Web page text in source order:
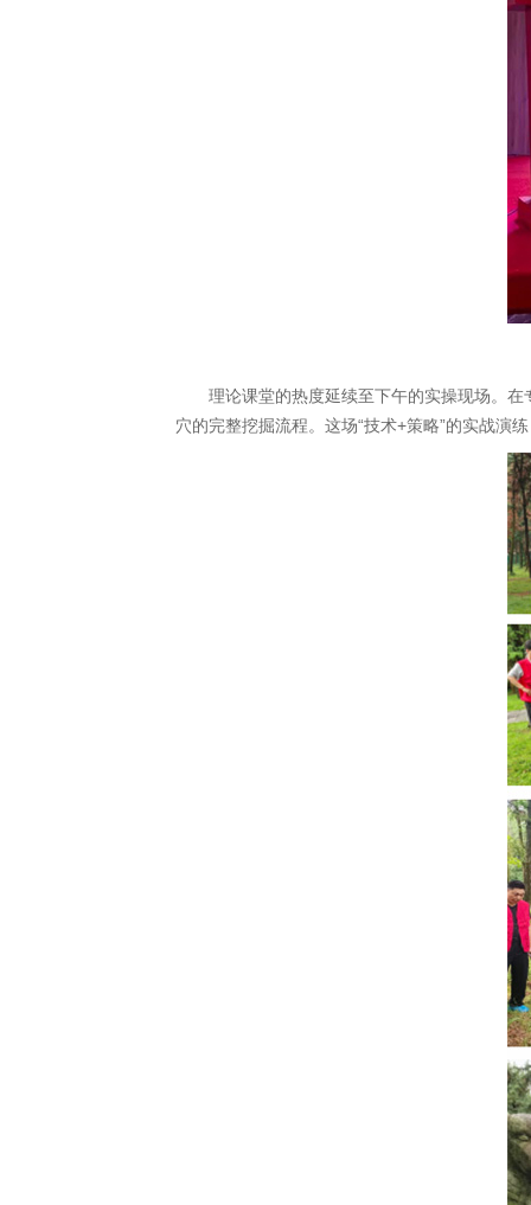
理论课堂的热度延续至下午的实操现场。
穴的完整挖掘流程。这场“技术+策略”的实战演